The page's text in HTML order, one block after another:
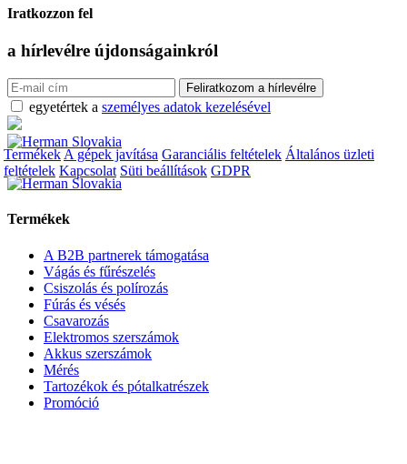
Iratkozzon fel
a hírlevélre újdonságainkról
egyetértek a személyes adatok kezelésével
Termékek A gépek javítása Garanciális feltételek Általános üzleti
feltételek Kapcsolat Süti beállítások GDPR
Termékek
A B2B partnerek támogatása
Vágás és fűrészelés
Csiszolás és polírozás
Fúrás és vésés
Csavarozás
Elektromos szerszámok
Akkus szerszámok
Mérés
Tartozékok és pótalkatrészek
Promóció